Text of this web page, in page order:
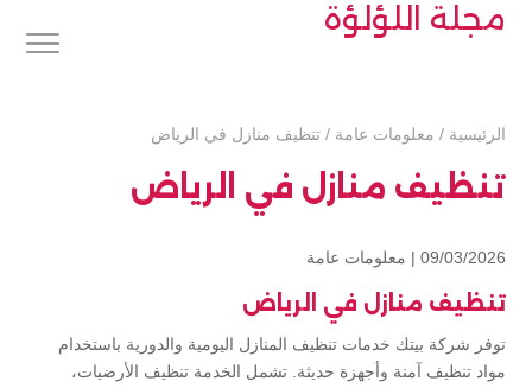
مجلة اللؤلؤة
الرئيسية / معلومات عامة / تنظيف منازل في الرياض
تنظيف منازل في الرياض
09/03/2026 | معلومات عامة
تنظيف منازل في الرياض
توفر شركة بيتك خدمات تنظيف المنازل اليومية والدورية باستخدام
مواد تنظيف آمنة وأجهزة حديثة. تشمل الخدمة تنظيف الأرضيات،